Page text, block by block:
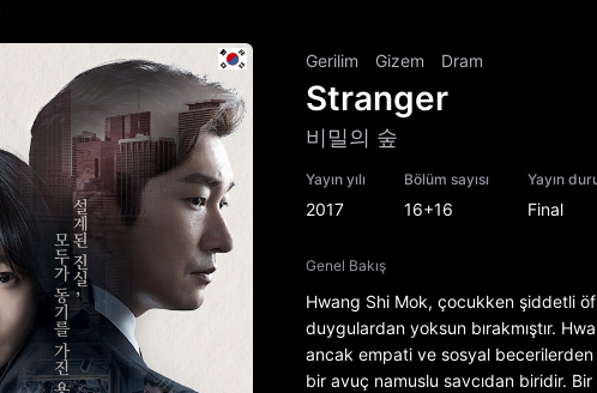
Gerilim Gizem Dram
Stranger
비밀의 숲
Yayın yılı
2017
Bölüm sayısı
16+16
Yayın
Final
Genel Bakış
Hwang Shi Mok, çocukken şiddetli
duygulardan yoksun bırakmıştır.
ancak empati ve sosyal becerilerden
bir avuç namuslu savcıdan biridir.